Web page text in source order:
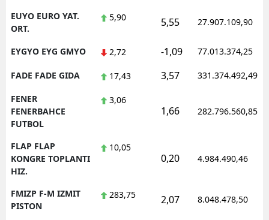
EUYO EURO YAT.
ORT.
5,90 5,55 27.907.109,90
EYGYO EYG GMYO 2,72 -1,09 77.013.374,25
FADE FADE GIDA 17,43 3,57 331.374.492,49
FENER
FENERBAHCE
FUTBOL
3,06
1,66 282.796.560,85
FLAP FLAP
KONGRE TOPLANTI
HIZ.
10,05
0,20 4.984.490,46
FMIZP F-M IZMIT
PISTON
283,75 2,07 8.048.478,50